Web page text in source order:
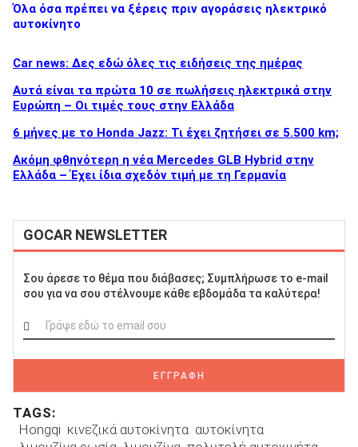
Όλα όσα πρέπει να ξέρεις πριν αγοράσεις ηλεκτρικό
αυτοκίνητο
Car news: Δες εδώ όλες τις ειδήσεις της ημέρας
Αυτά είναι τα πρώτα 10 σε πωλήσεις ηλεκτρικά στην
Ευρώπη – Οι τιμές τους στην Ελλάδα
6 μήνες με το Honda Jazz: Τι έχει ζητήσει σε 5.500 km;
Ακόμη φθηνότερη η νέα Mercedes GLB Hybrid στην
Ελλάδα – Έχει ίδια σχεδόν τιμή με τη Γερμανία
GOCAR NEWSLETTER
Σου άρεσε το θέμα που διάβασες; Συμπλήρωσε το e-mail
σου για να σου στέλνουμε κάθε εβδομάδα τα καλύτερα!
ΕΓΓΡΑΦΗ
TAGS:
Hongqi κινεζικά αυτοκίνητα αυτοκίνητα